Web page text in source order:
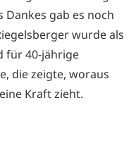
Dankes gab es noch
wurde als
für 40-jährige
die zeigte, woraus
Kraft zieht.